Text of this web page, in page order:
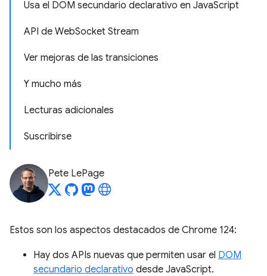
Usa el DOM secundario declarativo en JavaScript
API de WebSocket Stream
Ver mejoras de las transiciones
Y mucho más
Lecturas adicionales
Suscribirse
Pete LePage
Estos son los aspectos destacados de Chrome 124:
Hay dos APIs nuevas que permiten usar el DOM
secundario declarativo desde JavaScript.